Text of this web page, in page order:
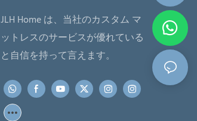
JLH Home は、当社のカスタム マ
ットレスのサービスが優れている
と自信を持って言えます。